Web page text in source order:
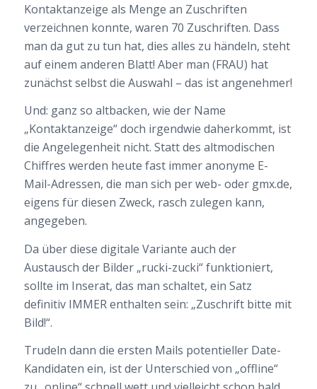
Kontaktanzeige als Menge an Zuschriften
verzeichnen konnte, waren 70 Zuschriften. Dass
man da gut zu tun hat, dies alles zu händeln, steht
auf einem anderen Blatt! Aber man (FRAU) hat
zunächst selbst die Auswahl – das ist angenehmer!
Und: ganz so altbacken, wie der Name
„Kontaktanzeige“ doch irgendwie daherkommt, ist
die Angelegenheit nicht. Statt des altmodischen
Chiffres werden heute fast immer anonyme E-
Mail-Adressen, die man sich per web- oder gmx.de,
eigens für diesen Zweck, rasch zulegen kann,
angegeben.
Da über diese digitale Variante auch der
Austausch der Bilder „rucki-zucki“ funktioniert,
sollte im Inserat, das man schaltet, ein Satz
definitiv IMMER enthalten sein: „Zuschrift bitte mit
Bild!“.
Trudeln dann die ersten Mails potentieller Date-
Kandidaten ein, ist der Unterschied von „offline“